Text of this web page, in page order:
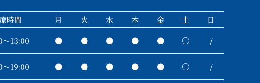
時間 月 火 水 木 金 土
日
〜13:00
● ● ● ● ● ○ /
～19:00 ● ● ● ● ● ○ /